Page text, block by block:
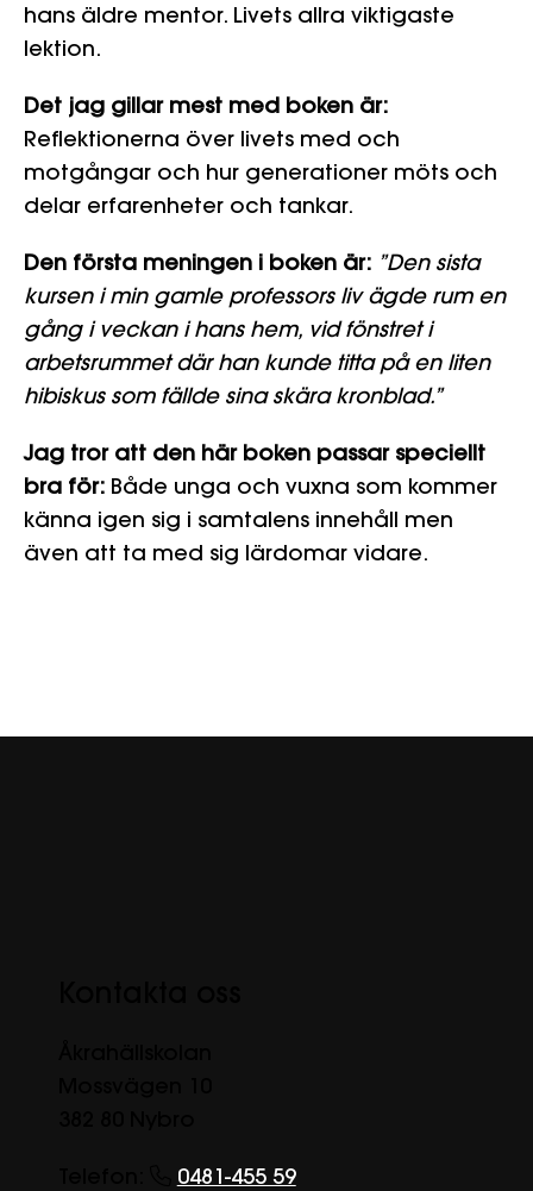
hans äldre mentor. Livets allra viktigaste
lektion.
Det jag gillar mest med boken är:
Reflektionerna över livets med och
motgångar och hur generationer möts och
delar erfarenheter och tankar.
Den första meningen i boken är: ”Den sista
kursen i min gamle professors liv ägde rum en
gång i veckan i hans hem, vid fönstret i
arbetsrummet där han kunde titta på en liten
hibiskus som fällde sina skära kronblad.”
Jag tror att den här boken passar speciellt
bra för: Både unga och vuxna som kommer
känna igen sig i samtalens innehåll men
även att ta med sig lärdomar vidare.
0481-455 59